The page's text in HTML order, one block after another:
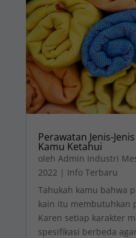
Perawatan Jenis-
Kamu Ketahui
olehAdmin Industri
2022 | Info Terbaru
Tahukah kamu bahwa
kain itu membutuhkan
Karen setiap karakter
spesifikasi berbeda